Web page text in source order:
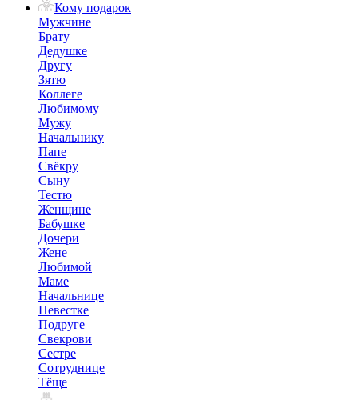
Кому подарок
Мужчине
Брату
Дедушке
Другу
Зятю
Коллеге
Любимому
Мужу
Начальнику
Папе
Свёкру
Сыну
Тестю
Женщине
Бабушке
Дочери
Жене
Любимой
Маме
Начальнице
Невестке
Подруге
Свекрови
Сестре
Сотруднице
Тёще